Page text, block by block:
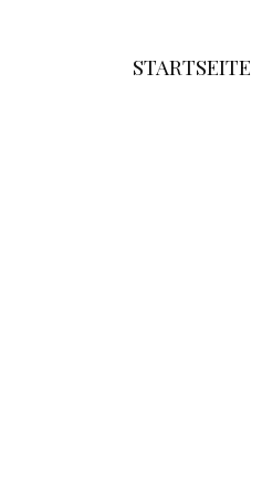
STARTSEITE